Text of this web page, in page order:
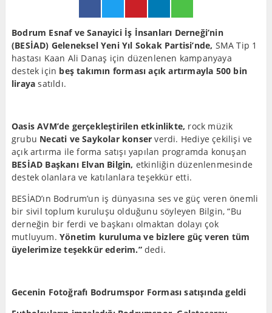
Bodrum Esnaf ve Sanayici İş İnsanları Derneği’nin
(BESİAD) Geleneksel Yeni Yıl Sokak Partisi’nde, SMA Tip 1
hastası Kaan Ali Danaş için düzenlenen kampanyaya
destek için beş takımın forması açık artırmayla 500 bin
liraya satıldı.
Oasis AVM’de gerçekleştirilen etkinlikte, rock müzik
grubu Necati ve Saykolar konser verdi. Hediye çekilişi ve
açık artırma ile forma satışı yapılan programda konuşan
BESİAD Başkanı Elvan Bilgin, etkinliğin düzenlenmesinde
destek olanlara ve katılanlara teşekkür etti.
BESİAD’ın Bodrum’un iş dünyasına ses ve güç veren önemli
bir sivil toplum kuruluşu olduğunu söyleyen Bilgin, “Bu
derneğin bir ferdi ve başkanı olmaktan dolayı çok
mutluyum. Yönetim kuruluma ve bizlere güç veren tüm
üyelerimize teşekkür ederim.”dedi.
Gecenin Fotoğrafı Bodrumspor Forması satışında geldi